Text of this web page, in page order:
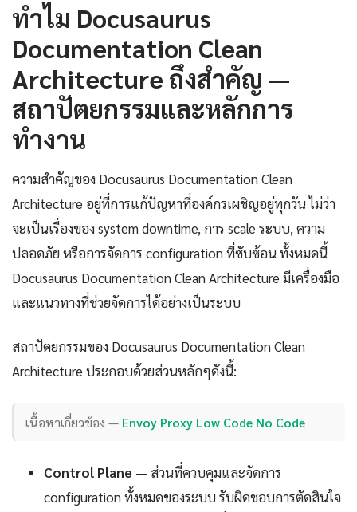
ทำไม Docusaurus
Documentation Clean
Architecture ถึงสำคัญ —
สถาปัตยกรรมและหลักการ
ทำงาน
ความสำคัญของ Docusaurus Documentation Clean
Architecture อยู่ที่การแก้ปัญหาที่องค์กรเผชิญอยู่ทุกวัน ไม่ว่า
จะเป็นเรื่องของ system downtime, การ scale ระบบ, ความ
ปลอดภัย หรือการจัดการ configuration ที่ซับซ้อน ทั้งหมดนี้
Docusaurus Documentation Clean Architecture มีเครื่องมือ
และแนวทางที่ช่วยจัดการได้อย่างเป็นระบบ
สถาปัตยกรรมของ Docusaurus Documentation Clean
Architecture ประกอบด้วยส่วนหลักๆดังนี้:
เนื้อหาเกี่ยวข้อง — Envoy Proxy Low Code No Code
Control Plane — ส่วนที่ควบคุมและจัดการ
configuration ทั้งหมดของระบบ รับผิดชอบการตัดสินใจ